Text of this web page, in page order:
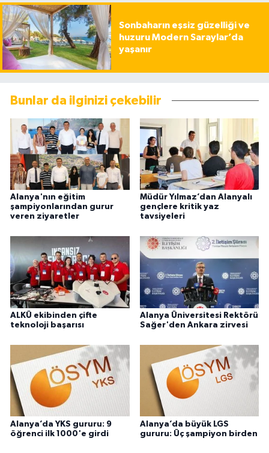
Sonbaharın eşsiz güzelliği ve
huzuru Modern Saraylar’da
yaşanır
Bunlar da ilginizi çekebilir
Alanya'nın eğitim
şampiyonlarından gurur
veren ziyaretler
Müdür Yılmaz’dan Alanyalı
gençlere kritik yaz
tavsiyeleri
ALKÜ ekibinden çifte
teknoloji başarısı
Alanya Üniversitesi Rektörü
Sağer'den Ankara zirvesi
Alanya’da YKS gururu: 9
öğrenci ilk 1000'e girdi
Alanya’da büyük LGS
gururu: Üç şampiyon birden